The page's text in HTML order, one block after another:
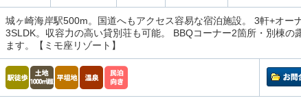
城ヶ崎海岸駅500m。国道へもアクセス容易な宿泊施設。 3軒+オー
3SLDK。収容力の高い貸別荘も可能。 BBQコーナー2箇所・別棟の
ます。【ミモ座リゾート】